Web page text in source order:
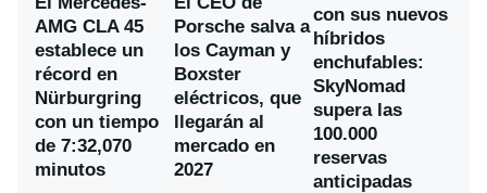
AMG CLA 45
establece un
récord en
Nürburgring
con un tiempo
de 7:32,070
minutos
Porsche salva a
los Cayman y
Boxster
eléctricos, que
llegarán al
mercado en
2027
con sus nuevos
híbridos
enchufables:
SkyNomad
supera las
100.000
reservas
anticipadas